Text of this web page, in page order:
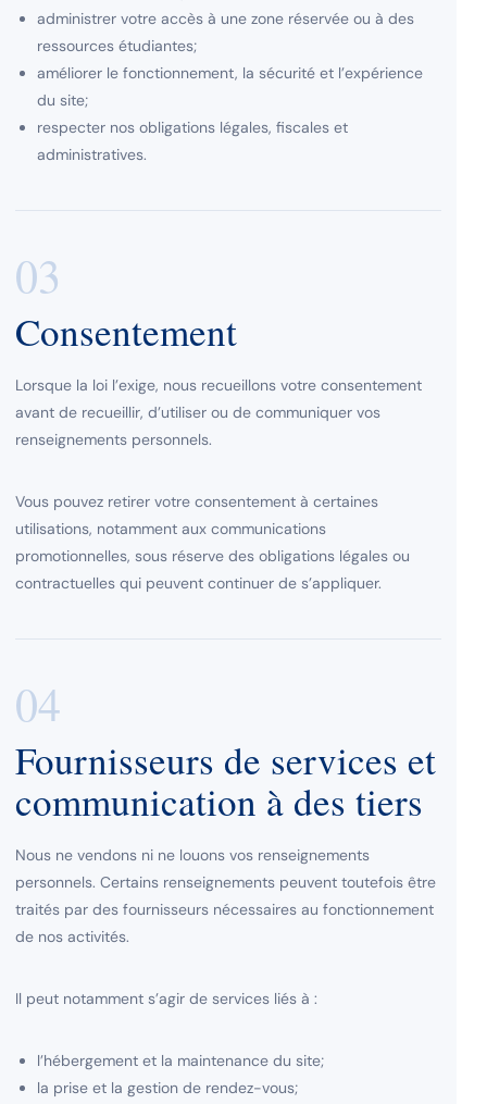
administrer votre accès à une zone réservée ou à des
ressources étudiantes;
améliorer le fonctionnement, la sécurité et l’expérience
du site;
respecter nos obligations légales, fiscales et
administratives.
03
Consentement
Lorsque la loi l’exige, nous recueillons votre consentement
avant de recueillir, d’utiliser ou de communiquer vos
renseignements personnels.
Vous pouvez retirer votre consentement à certaines
utilisations, notamment aux communications
promotionnelles, sous réserve des obligations légales ou
contractuelles qui peuvent continuer de s’appliquer.
04
Fournisseurs de services et
communication à des tiers
Nous ne vendons ni ne louons vos renseignements
personnels. Certains renseignements peuvent toutefois être
traités par des fournisseurs nécessaires au fonctionnement
de nos activités.
Il peut notamment s’agir de services liés à :
l’hébergement et la maintenance du site;
la prise et la gestion de rendez-vous;